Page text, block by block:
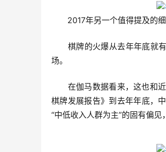
2017年另一个值得提及的细
棋牌的火爆从去年年底就有
场。
在伽马数据看来，这也和近
棋牌发展报告》到去年年底，
“中低收入人群为主”的固有偏